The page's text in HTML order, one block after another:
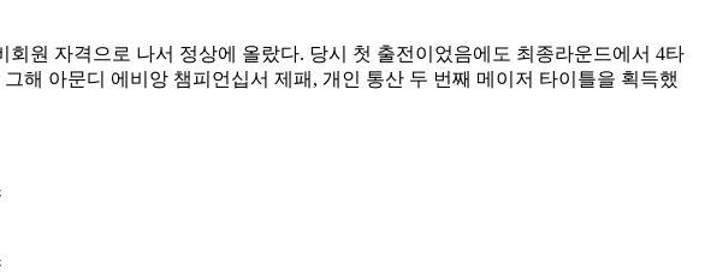
원 자격으로 나서 정상에 올랐다. 당시 첫 출전이었음에도 최종라운드에서 4타
해 아문디 에비앙 챔피언십서 제패, 개인 통산 두 번째 메이저 타이틀을 획득했